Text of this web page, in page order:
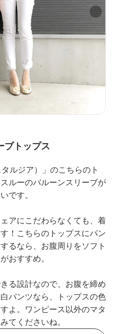
ブトップス
ルジア）」のこちらのト
ルーのバルーンスリーブが
です。
アにこだわらなくても、着
！こちらのトップスにパン
るなら、お腹周りをソフト
おすすめ。
る設計なので、お腹を締め
パンツなら、トップスの色
よ。ワンピース以外のマタ
てくださいね。